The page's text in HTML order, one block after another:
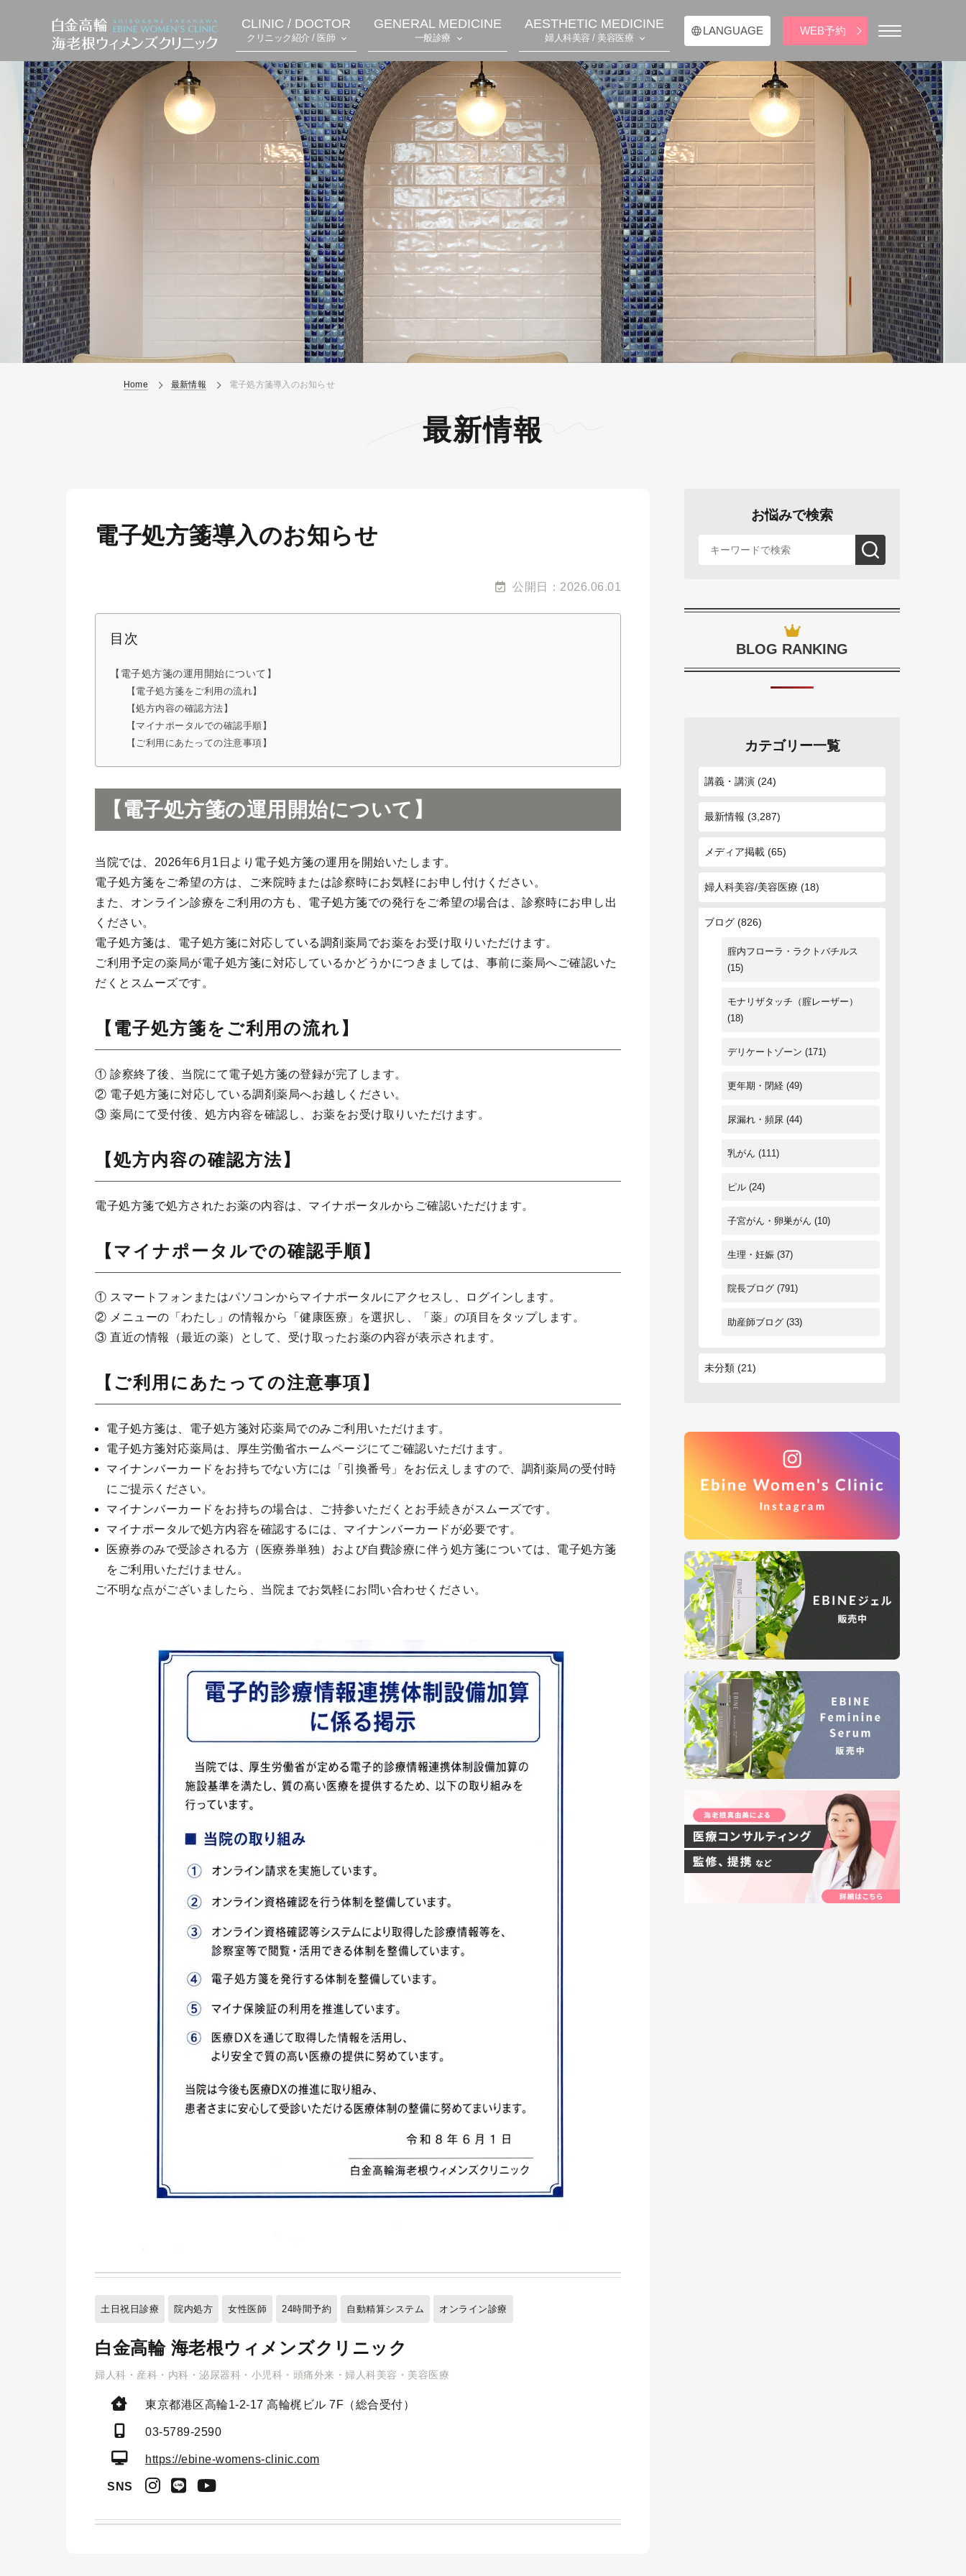
CLINIC / DOCTOR
クリニック紹介 / 医師
GENERAL MEDICINE
一般診療
AESTHETIC MEDICINE
婦人科美容 / 美容医療
LANGUAGE WEB予約
Home 最新情報 電子処方箋導入のお知らせ
最新情報
電子処方箋導入のお知らせ
公開日：2026.06.01
目次
【電子処方箋の運用開始について】
【電子処方箋をご利用の流れ】
【処方内容の確認方法】
【マイナポータルでの確認手順】
【ご利用にあたっての注意事項】
【電子処方箋の運用開始について】
当院では、2026年6月1日より電子処方箋の運用を開始いたします。
電子処方箋をご希望の方は、ご来院時または診察時にお気軽にお申し付けください。
また、オンライン診療をご利用の方も、電子処方箋での発行をご希望の場合は、診察時にお申し出
ください。
電子処方箋は、電子処方箋に対応している調剤薬局でお薬をお受け取りいただけます。
ご利用予定の薬局が電子処方箋に対応しているかどうかにつきましては、事前に薬局へご確認いた
だくとスムーズです。
【電子処方箋をご利用の流れ】
① 診察終了後、当院にて電子処方箋の登録が完了します。
② 電子処方箋に対応している調剤薬局へお越しください。
③ 薬局にて受付後、処方内容を確認し、お薬をお受け取りいただけます。
【処方内容の確認方法】
電子処方箋で処方されたお薬の内容は、マイナポータルからご確認いただけます。
【マイナポータルでの確認手順】
① スマートフォンまたはパソコンからマイナポータルにアクセスし、ログインします。
② メニューの「わたし」の情報から「健康医療」を選択し、「薬」の項目をタップします。
③ 直近の情報（最近の薬）として、受け取ったお薬の内容が表示されます。
【ご利用にあたっての注意事項】
電子処方箋は、電子処方箋対応薬局でのみご利用いただけます。
電子処方箋対応薬局は、厚生労働省ホームページにてご確認いただけます。
マイナンバーカードをお持ちでない方には「引換番号」をお伝えしますので、調剤薬局の受付時
にご提示ください。
マイナンバーカードをお持ちの場合は、ご持参いただくとお手続きがスムーズです。
マイナポータルで処方内容を確認するには、マイナンバーカードが必要です。
医療券のみで受診される方（医療券単独）および自費診療に伴う処方箋については、電子処方箋
をご利用いただけません。
ご不明な点がございましたら、当院までお気軽にお問い合わせください。
土日祝日診療 院内処方 女性医師 24時間予約 自動精算システム オンライン診療
白金高輪 海老根ウィメンズクリニック
婦人科・産科・内科・泌尿器科・小児科・頭痛外来・婦人科美容・美容医療
東京都港区高輪1-2-17 高輪梶ビル 7F（総合受付）
03-5789-2590
https://ebine-womens-clinic.com
SNS
お悩みで検索
BLOG RANKING
カテゴリー一覧
講義・講演 (24)
最新情報 (3,287)
メディア掲載 (65)
婦人科美容/美容医療 (18)
ブログ (826)
腟内フローラ・ラクトバチルス
(15)
モナリザタッチ（腟レーザー）
(18)
デリケートゾーン (171)
更年期・閉経 (49)
尿漏れ・頻尿 (44)
乳がん (111)
ピル (24)
子宮がん・卵巣がん (10)
生理・妊娠 (37)
院長ブログ (791)
助産師ブログ (33)
未分類 (21)